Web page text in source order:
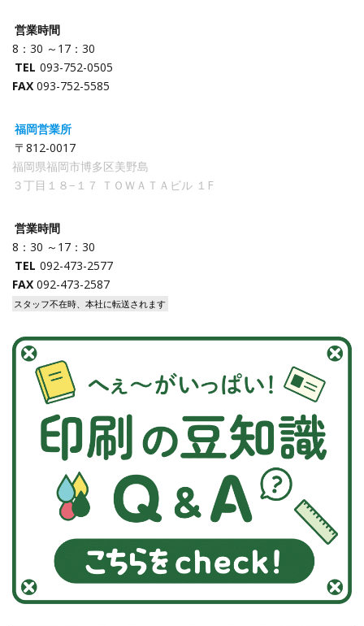
営業時間
8：30 ～17：30
TEL 093-752-0505
FAX 093-752-5585
福岡営業所
〒812-0017
福岡県福岡市博多区美野島
３丁目１８−１７ ＴＯＷＡＴＡビル １F
営業時間
8：30 ～17：30
TEL 092-473-2577
FAX 092-473-2587
スタッフ不在時、本社に転送されます